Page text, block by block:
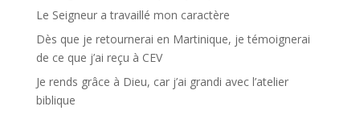
Le Seigneur a travaillé mon caractère
Dès que je retournerai en Martinique, je témoignerai
de ce que j’ai reçu à CEV
Je rends grâce à Dieu, car j’ai grandi avec l’atelier
biblique